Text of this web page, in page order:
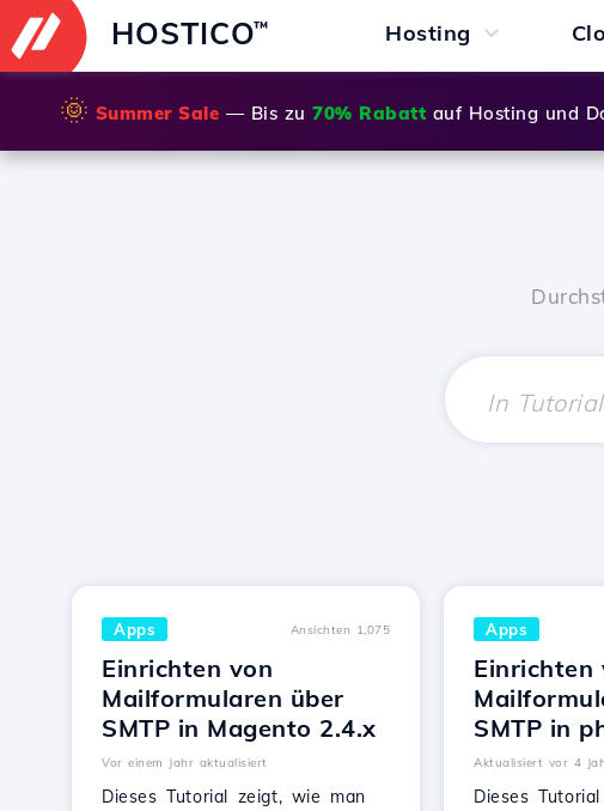
HOSTICO™ Hosting
🌞 Summer Sale — Bis zu 70% Rabatt auf Hosting und
Apps Ansichten 1,075
Einrichten von
Mailformularen über
SMTP in Magento 2.4.x
Vor einem Jahr aktualisiert
Dieses Tutorial zeigt, wie man
Apps
Einrichten
SMTP in
Aktualisiert vor 4
Dieses